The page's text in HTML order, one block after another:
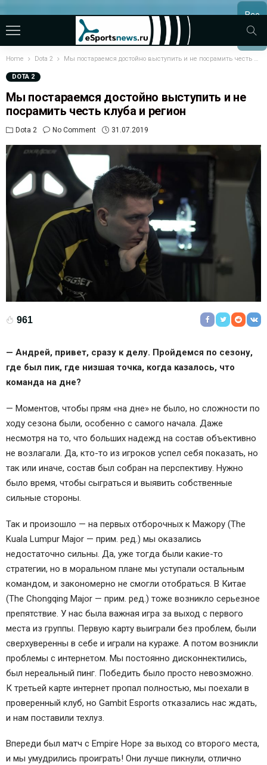
Все
МАТЧИ
Home Dota 2 Мы постараемся достойно выступить и не посрамить честь клуба и регион
DOTA 2
Мы постараемся достойно выступить и не
посрамить честь клуба и регион
Dota 2 No Comment 31.07.2019
961
— Андрей, привет, сразу к делу. Пройдемся по сезону,
где был пик, где низшая точка, когда казалось, что
команда на дне?
— Моментов, чтобы прям «на дне» не было, но сложности по
ходу сезона были, особенно с самого начала. Даже
несмотря на то, что больших надежд на состав объективно
не возлагали. Да, кто-то из игроков успел себя показать, но
так или иначе, состав был собран на перспективу. Нужно
было время, чтобы сыграться и выявить собственные
сильные стороны.
Так и произошло — на первых отборочных к Мажору (The
Kuala Lumpur Major — прим. ред.) мы оказались
недостаточно сильны. Да, уже тогда были какие-то
стратегии, но в моральном плане мы уступали остальным
командом, и закономерно не смогли отобраться. В Китае
(The Chongqing Major — прим. ред.) тоже возникло серьезное
препятствие. У нас была важная игра за выход с первого
места из группы. Первую карту выиграли без проблем, были
сверхуверенны в себе и играли на кураже. А потом возникли
проблемы с интернетом. Мы постоянно дисконнектились,
был нереальный пинг. Победить было просто невозможно.
К третьей карте интернет пропал полностью, мы поехали в
проверенный клуб, но Gambit Esports отказались нас ждать,
и нам поставили техлуз.
Впереди был матч с Empire Hope за выход со второго места,
и мы умудрились проиграть! Они лучше пикнули, отлично